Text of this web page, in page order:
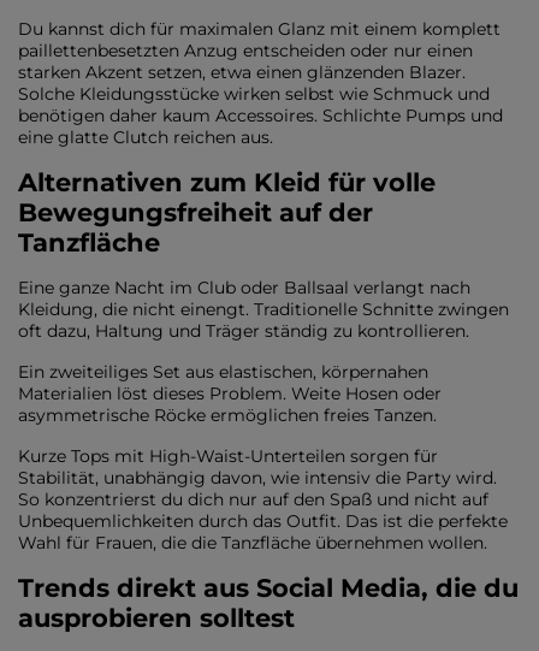
Du kannst dich für maximalen Glanz mit einem komplett
paillettenbesetzten Anzug entscheiden oder nur einen
starken Akzent setzen, etwa einen glänzenden Blazer.
Solche Kleidungsstücke wirken selbst wie Schmuck und
benötigen daher kaum Accessoires. Schlichte Pumps und
eine glatte Clutch reichen aus.
Alternativen zum Kleid für volle
Bewegungsfreiheit auf der
Tanzfläche
Eine ganze Nacht im Club oder Ballsaal verlangt nach
Kleidung, die nicht einengt. Traditionelle Schnitte zwingen
oft dazu, Haltung und Träger ständig zu kontrollieren.
Ein zweiteiliges Set aus elastischen, körpernahen
Materialien löst dieses Problem. Weite Hosen oder
asymmetrische Röcke ermöglichen freies Tanzen.
Kurze Tops mit High-Waist-Unterteilen sorgen für
Stabilität, unabhängig davon, wie intensiv die Party wird.
So konzentrierst du dich nur auf den Spaß und nicht auf
Unbequemlichkeiten durch das Outfit. Das ist die perfekte
Wahl für Frauen, die die Tanzfläche übernehmen wollen.
Trends direkt aus Social Media, die du
ausprobieren solltest